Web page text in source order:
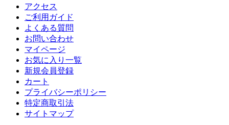
アクセス
ご利用ガイド
よくある質問
お問い合わせ
マイページ
お気に入り一覧
新規会員登録
カート
プライバシーポリシー
特定商取引法
サイトマップ